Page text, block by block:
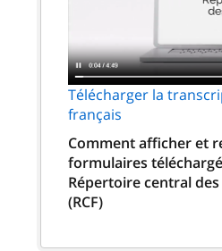
Télécharger la
français
Comment afficher et
formulaires
Répertoire central
(RCF)